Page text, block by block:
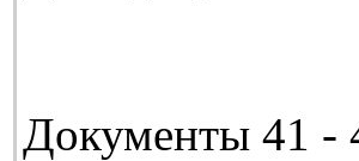
Документы 41 -